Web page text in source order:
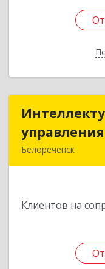
управления
Белореченск
Клиентов на